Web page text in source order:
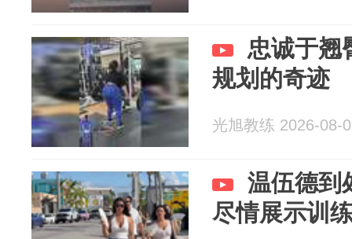
忠诚于翘
规划的奇迹
光旭教练 2026-08-
温伍德到
尽情展示训